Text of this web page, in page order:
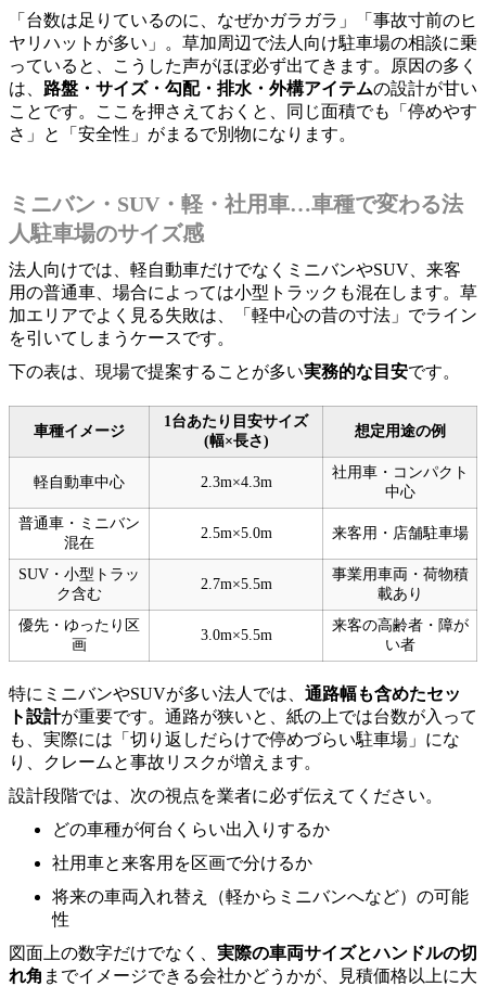
「台数は足りているのに、なぜかガラガラ」「事故寸前のヒ
ヤリハットが多い」。草加周辺で法人向け駐車場の相談に乗
っていると、こうした声がほぼ必ず出てきます。原因の多く
は、 路盤・サイズ・勾配・排水・外構アイテムの設計が甘い
ことです。ここを押さえておくと、同じ面積でも「停めやす
さ」と「安全性」がまるで別物になります。
ミニバン・SUV・軽・社用車…車種で変わる法
人駐車場のサイズ感
法人向けでは、軽自動車だけでなくミニバンやSUV、来客
用の普通車、場合によっては小型トラックも混在します。草
加エリアでよく見る失敗は、「軽中心の昔の寸法」でライン
を引いてしまうケースです。
下の表は、現場で提案することが多い実務的な目安です。
車種イメージ
1台あたり目安サイズ
(幅×長さ)
想定用途の例
軽自動車中心 2.3m×4.3m
社用車・コンパクト
中心
普通車・ミニバン
混在
2.5m×5.0m 来客用・店舗駐車場
SUV・小型トラッ
ク含む
2.7m×5.5m
事業用車両・荷物積
載あり
優先・ゆったり区
画
3.0m×5.5m
来客の高齢者・障が
い者
特にミニバンやSUVが多い法人では、 通路幅も含めたセッ
ト設計が重要です。通路が狭いと、紙の上では台数が入って
も、実際には「切り返しだらけで停めづらい駐車場」にな
り、クレームと事故リスクが増えます。
設計段階では、次の視点を業者に必ず伝えてください。
どの車種が何台くらい出入りするか
社用車と来客用を区画で分けるか
将来の車両入れ替え（軽からミニバンへなど）の可能
性
図面上の数字だけでなく、 実際の車両サイズとハンドルの切
れ角 までイメージできる会社かどうかが、見積価格以上に大